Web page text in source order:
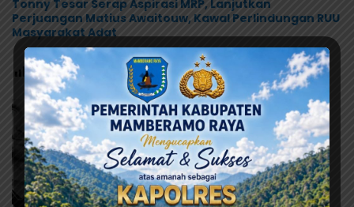
Tonny Tesar Serap Aspirasi MRP, Lanjutkan
Perjuangan Matius Awaitouw, Kawal Perlindungan RUU
Masyarakat Adat
Post Views: 837